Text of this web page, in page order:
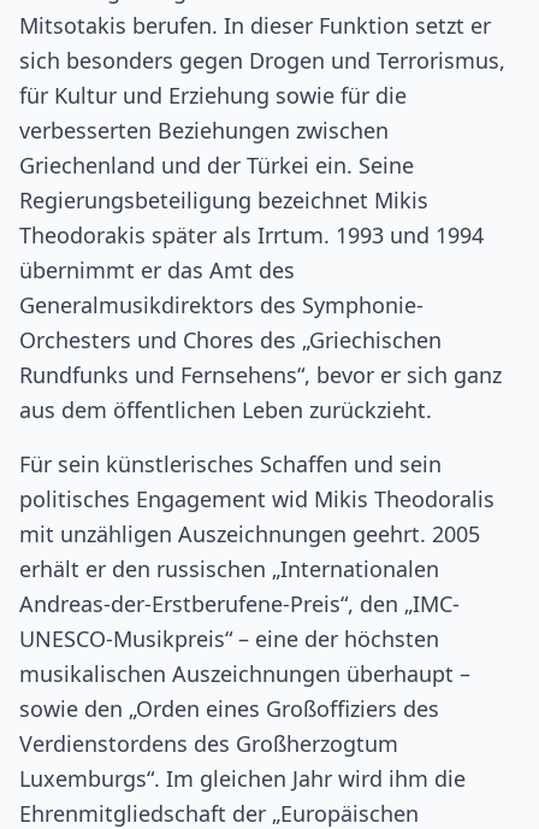
Mitsotakis berufen. In dieser Funktion setzt er
sich besonders gegen Drogen und Terrorismus,
für Kultur und Erziehung sowie für die
verbesserten Beziehungen zwischen
Griechenland und der Türkei ein. Seine
Regierungsbeteiligung bezeichnet Mikis
Theodorakis später als Irrtum. 1993 und 1994
übernimmt er das Amt des
Generalmusikdirektors des Symphonie-
Orchesters und Chores des „Griechischen
Rundfunks und Fernsehens“, bevor er sich ganz
aus dem öffentlichen Leben zurückzieht.
Für sein künstlerisches Schaffen und sein
politisches Engagement wid Mikis Theodoralis
mit unzähligen Auszeichnungen geehrt. 2005
erhält er den russischen „Internationalen
Andreas-der-Erstberufene-Preis“, den „IMC-
UNESCO-Musikpreis“ – eine der höchsten
musikalischen Auszeichnungen überhaupt –
sowie den „Orden eines Großoffiziers des
Verdienstordens des Großherzogtum
Luxemburgs“. Im gleichen Jahr wird ihm die
Ehrenmitgliedschaft der „Europäischen